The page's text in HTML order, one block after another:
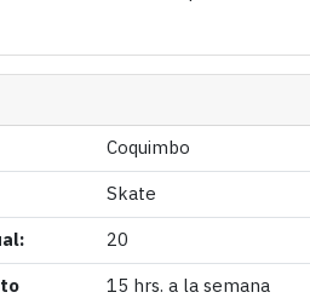
Coquimbo
Skate
20
15 hrs. a la semana